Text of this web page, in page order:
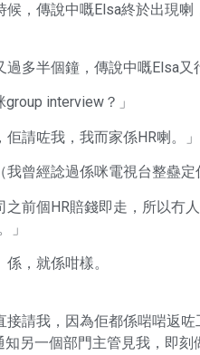
候，傳說中嘅Elsa終於出現喇
過多半個鐘，傳說中嘅Elsa
group interview？」
佢請咗我，我而家係HR喇。」
我曾經諗過係咪電視台整蠱
之前個HR賠錢即走，所以冇
」
係，就係咁樣。
接請我，因為佢都係啱啱返
知另一個部門主管見我，即